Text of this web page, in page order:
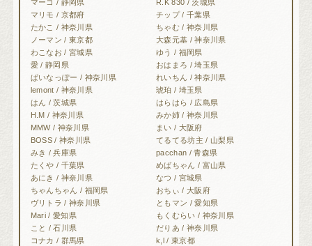
マーコ / 静岡県
R.K 830 / 茨城県
マリモ / 京都府
チップ / 千葉県
たかこ / 神奈川県
ちゃむ / 神奈川県
ノーマン / 東京都
大森元基 / 神奈川県
わこなお / 宮城県
ゆう / 福岡県
愛 / 静岡県
おはまろ / 埼玉県
ぱいなっぽー / 神奈川県
れいちん / 神奈川県
lemont / 神奈川県
琥珀 / 埼玉県
はん / 茨城県
はらはら / 広島県
H.M / 神奈川県
みか姉 / 神奈川県
MMW / 神奈川県
まい / 大阪府
BOSS / 神奈川県
てるてる坊主 / 山梨県
みき / 兵庫県
pacchan / 青森県
たくや / 千葉県
めばちゃん / 富山県
あにき / 神奈川県
なつ / 宮城県
ちゃんちゃん / 福岡県
おちぃ / 大阪府
ヴリトラ / 神奈川県
ともマン / 愛知県
Mari / 愛知県
もくむらい / 神奈川県
こと / 石川県
だりあ / 神奈川県
コナカ / 群馬県
k,l / 東京都